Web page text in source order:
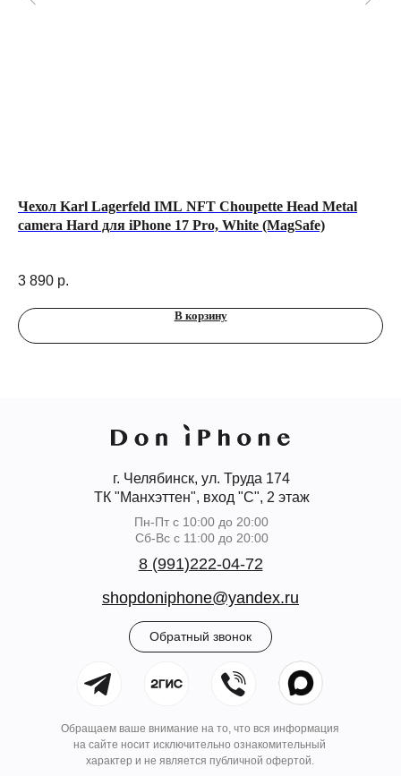
Чехол Karl Lagerfeld IML NFT Choupette Head Metal
camera Hard для iPhone 17 Pro, White (MagSafe)
3 890 р.
В корзину
г. Челябинск, ул. Труда 174
ТК "Манхэттен", вход "С", 2 этаж
Пн-Пт с 10:00 до 20:00
Сб-Вс с 11:00 до 20:00
Обратный звонок
8 (991)222-04-72
shopdoniphone@yandex.ru
Обращаем ваше внимание на то, что вся информация
на сайте носит исключительно ознакомительный
характер и не является публичной офертой.